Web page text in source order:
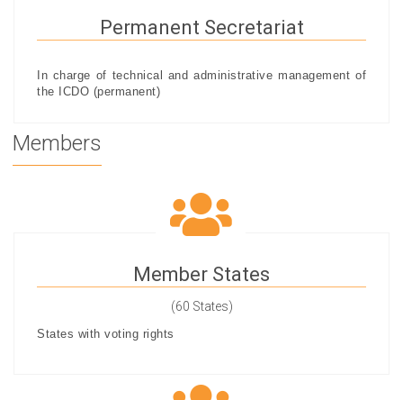
Permanent Secretariat
In charge of technical and administrative management of
the ICDO (permanent)
Members
Member States
(60 States)
States with voting rights